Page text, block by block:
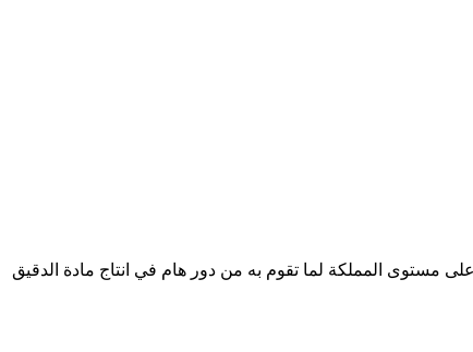
مستوى المملكة لما تقوم به من دور هام في انتاج مادة الدقيق